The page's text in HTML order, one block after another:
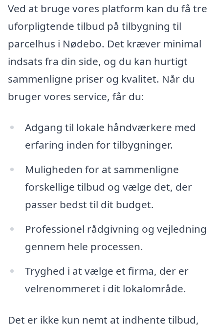
Ved at bruge vores platform kan du få tre
uforpligtende tilbud på tilbygning til
parcelhus i Nødebo. Det kræver minimal
indsats fra din side, og du kan hurtigt
sammenligne priser og kvalitet. Når du
bruger vores service, får du:
Adgang til lokale håndværkere med
erfaring inden for tilbygninger.
Muligheden for at sammenligne
forskellige tilbud og vælge det, der
passer bedst til dit budget.
Professionel rådgivning og vejledning
gennem hele processen.
Tryghed i at vælge et firma, der er
velrenommeret i dit lokalområde.
Det er ikke kun nemt at indhente tilbud,